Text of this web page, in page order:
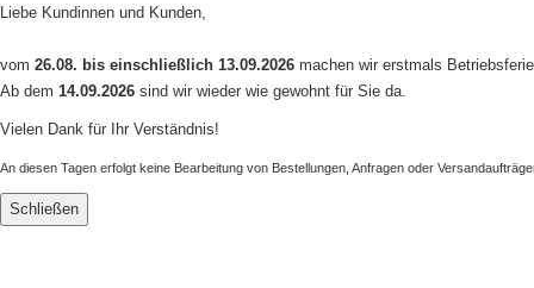
Liebe Kundinnen und Kunden,
vom 26.08. bis einschließlich 13.09.2026 machen wir erstmals
Ab dem 14.09.2026 sind wir wieder wie gewohnt für Sie da.
Vielen Dank für Ihr Verständnis!
An diesen Tagen erfolgt keine Bearbeitung von Bestellungen, Anfragen oder
Schließen